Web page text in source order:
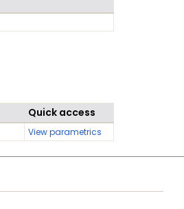
Quick access
View parametrics